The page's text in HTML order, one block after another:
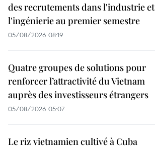
des recrutements dans l'industrie et
l'ingénierie au premier semestre
05/08/2026 08:19
Quatre groupes de solutions pour
renforcer l’attractivité du Vietnam
auprès des investisseurs étrangers
05/08/2026 05:07
Le riz vietnamien cultivé à Cuba